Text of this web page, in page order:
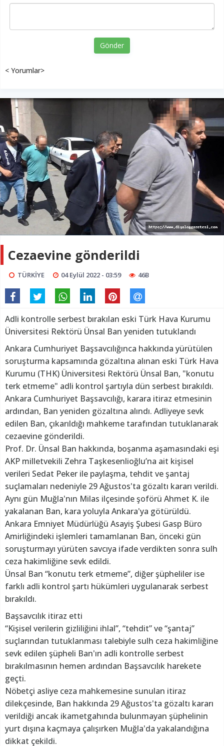
Gönder
< Yorumlar>
Cezaevine gönderildi
TÜRKİYE 04 Eylül 2022 - 03:59 46B
Adli kontrolle serbest bırakılan eski Türk Hava Kurumu
Üniversitesi Rektörü Ünsal Ban yeniden tutuklandı
Ankara Cumhuriyet Başsavcılığınca hakkında yürütülen
soruşturma kapsamında gözaltına alınan eski Türk Hava
Kurumu (THK) Üniversitesi Rektörü Ünsal Ban, "konutu
terk etmeme" adli kontrol şartıyla dün serbest bırakıldı.
Ankara Cumhuriyet Başsavcılığı, karara itiraz etmesinin
ardından, Ban yeniden gözaltına alındı. Adliyeye sevk
edilen Ban, çıkarıldığı mahkeme tarafından tutuklanarak
cezaevine gönderildi.
Prof. Dr. Ünsal Ban hakkında, boşanma aşamasındaki eşi
AKP milletvekili Zehra Taşkesenlioğlu’na ait kişisel
verileri Sedat Peker ile paylaşma, tehdit ve şantaj
suçlamaları nedeniyle 29 Ağustos'ta gözaltı kararı verildi.
Aynı gün Muğla'nın Milas ilçesinde şoförü Ahmet K. ile
yakalanan Ban, kara yoluyla Ankara'ya götürüldü.
Ankara Emniyet Müdürlüğü Asayiş Şubesi Gasp Büro
Amirliğindeki işlemleri tamamlanan Ban, önceki gün
soruşturmayı yürüten savcıya ifade verdikten sonra sulh
ceza hakimliğine sevk edildi.
Ünsal Ban “konutu terk etmeme”, diğer şüpheliler ise
farklı adli kontrol şartı hükümleri uygulanarak serbest
bırakıldı.
Başsavcılık itiraz etti
“Kişisel verilerin gizliliğini ihlal”, “tehdit” ve “şantaj”
suçlarından tutuklanması talebiyle sulh ceza hakimliğine
sevk edilen şüpheli Ban'ın adli kontrolle serbest
bırakılmasının hemen ardından Başsavcılık harekete
geçti.
Nöbetçi asliye ceza mahkemesine sunulan itiraz
dilekçesinde, Ban hakkında 29 Ağustos'ta gözaltı kararı
verildiği ancak ikametgahında bulunmayan şüphelinin
yurt dışına kaçmaya çalışırken Muğla'da yakalandığına
dikkat çekildi.